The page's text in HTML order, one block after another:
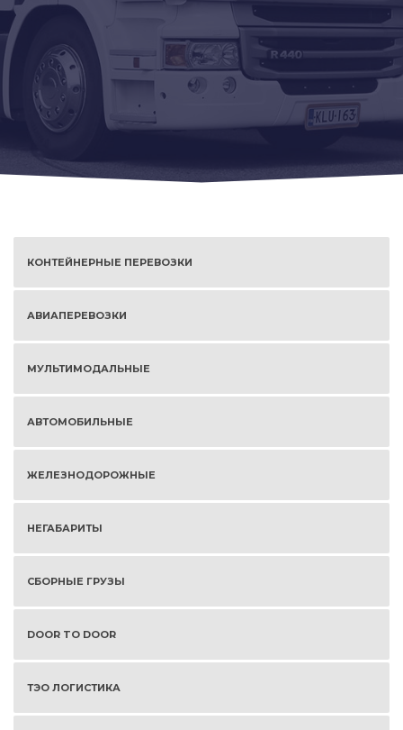
КОНТЕЙНЕРНЫЕ ПЕРЕВОЗКИ
АВИАПЕРЕВОЗКИ
МУЛЬТИМОДАЛЬНЫЕ
АВТОМОБИЛЬНЫЕ
ЖЕЛЕЗНОДОРОЖНЫЕ
НЕГАБАРИТЫ
СБОРНЫЕ ГРУЗЫ
DOOR TO DOOR
ТЭО ЛОГИСТИКА